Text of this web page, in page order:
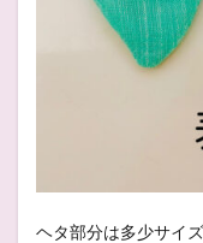
ヘタ部分は多少サイ